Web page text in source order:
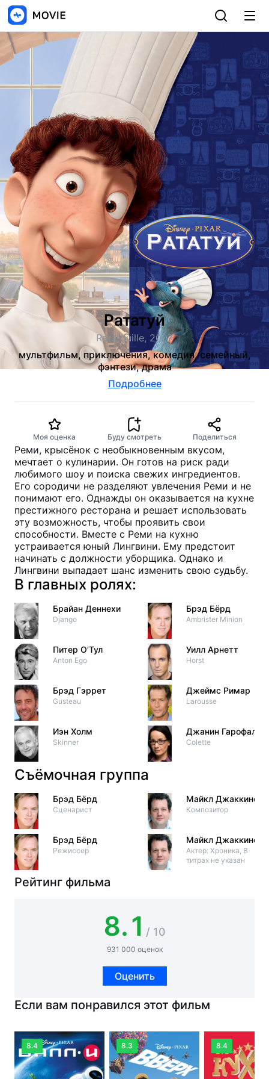
Рататуй
Ratatouille, 2007
мультфильм, приключения, комедия, семейный,
фэнтези, драма
Подробнее
Моя оценка Буду смотреть Поделиться
Реми, крысёнок с необыкновенным вкусом,
мечтает о кулинарии. Он готов на риск ради
любимого шоу и поиска свежих ингредиентов.
Его сородичи не разделяют увлечения Реми и не
понимают его. Однажды он оказывается на кухне
престижного ресторана и решает использовать
эту возможность, чтобы проявить свои
способности. Вместе с Реми на кухню
устраивается юный Лингвини. Ему предстоит
начинать с должности уборщика. Однако и
Лингвини выпадает шанс изменить свою судьбу.
В главных ролях:
Брайан Деннехи
Django
Питер О’Тул
Anton Ego
Брэд Гэррет
Gusteau
Иэн Холм
Skinner
Брэд Бёрд
Ambrister Minion
Уилл Арнетт
Horst
Джеймс Римар
Larousse
Джанин Гарофало
Colette
Съёмочная группа
Брэд Бёрд
Сценарист
Брэд Бёрд
Режиссер
Майкл Джаккино
Композитор
Майкл Джаккино
Актер: Хроника, В
титрах не указан
Рейтинг фильма
8.1 / 10
931 000 оценок
Оценить
Если вам понравился этот фильм
8.4 8.3 8.4